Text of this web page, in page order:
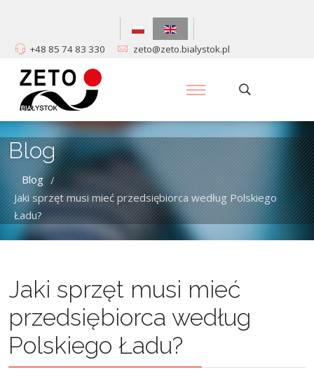
+48 85 74 83 330 zeto@zeto.bialystok.pl
Blog
Blog /
Jaki sprzęt musi mieć przedsiębiorca według Polskiego
Ładu?
Jaki sprzęt musi mieć
przedsiębiorca według
Polskiego Ładu?